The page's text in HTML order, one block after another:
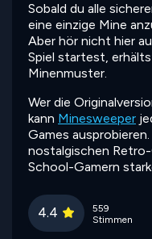
Sobald du alle
eine einzige Mine
Aber hör nicht hier
Spiel startest,
Minenmuster.
Wer die
kann Minesweeper
Games
nostalgischen
School-Gamern
4.4
559
Stimmen